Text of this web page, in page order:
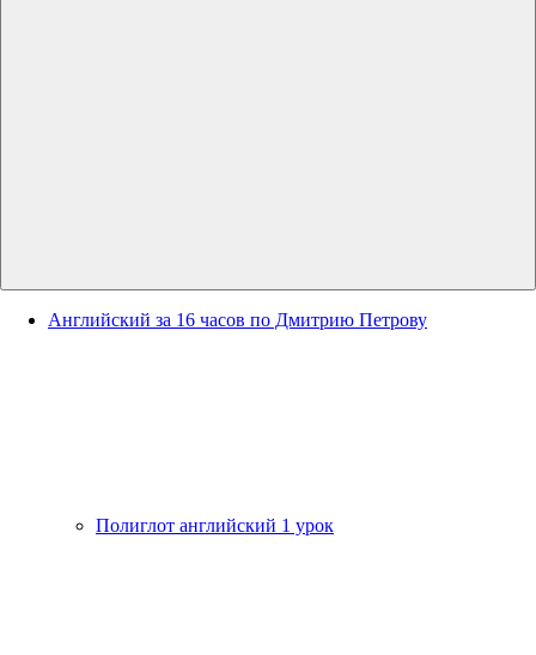
Английский за 16 часов по Дмитрию Петрову
Полиглот английский 1 урок